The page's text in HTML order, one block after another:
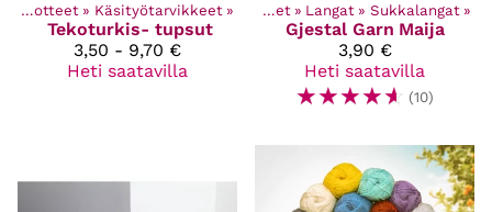
Kaikki tuotteet ‪» Käsityötarvikkeet ‪»
Tekoturkis- tupsut
3,50 - 9,70 €
Heti saatavilla
Kaikki tuotteet ‪» Langat ‪» Sukkalangat ‪»
Gjestal Garn Maija
3,90 €
Heti saatavilla
☆☆☆☆☆ (10)